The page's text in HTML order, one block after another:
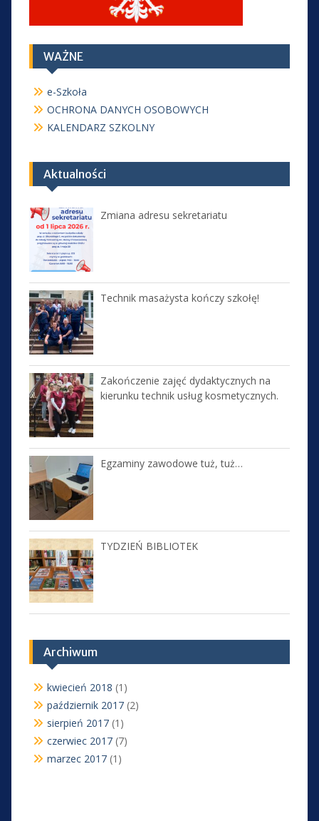
WAŻNE
e-Szkoła
OCHRONA DANYCH OSOBOWYCH
KALENDARZ SZKOLNY
Aktualności
Zmiana adresu sekretariatu
Technik masażysta kończy szkołę!
Zakończenie zajęć dydaktycznych na
kierunku technik usług kosmetycznych.
Egzaminy zawodowe tuż, tuż…
TYDZIEŃ BIBLIOTEK
Archiwum
kwiecień 2018 (1)
październik 2017(2)
sierpień 2017(1)
czerwiec 2017(7)
marzec 2017(1)